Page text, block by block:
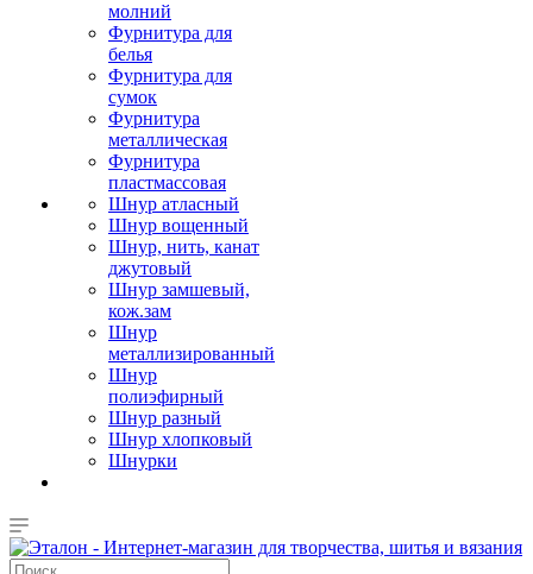
молний
Фурнитура для
белья
Фурнитура для
сумок
Фурнитура
металлическая
Фурнитура
пластмассовая
Шнур атласный
Шнур вощенный
Шнур, нить, канат
джутовый
Шнур замшевый,
кож.зам
Шнур
металлизированный
Шнур
полиэфирный
Шнур разный
Шнур хлопковый
Шнурки